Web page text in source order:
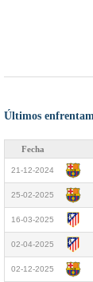
Últimos
Fecha
21-12-2024
25-02-2025
16-03-2025
02-04-2025
02-12-2025